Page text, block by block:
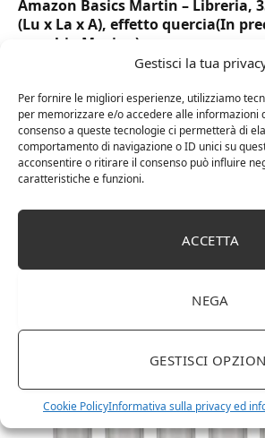
Gestisci la tua
Per fornire le migliori esperienze, utilizziamo
per memorizzare e/o accedere alle informazioni
consenso a queste tecnologie ci permetterà di
comportamento di navigazione o ID unici su
acconsentire o ritirare il consenso può influire
caratteristiche e funzioni.
ACCETTA
NEGA
GESTISCI
Cookie PolicyInformativa sulla privacy ed
Amazon Basics Martin – Libreria,
(Lu x La x A), effetto quercia(In
marchio Movian)
DOT Horeca Solutions 1000
usa e getta bicchiere riciclabili per